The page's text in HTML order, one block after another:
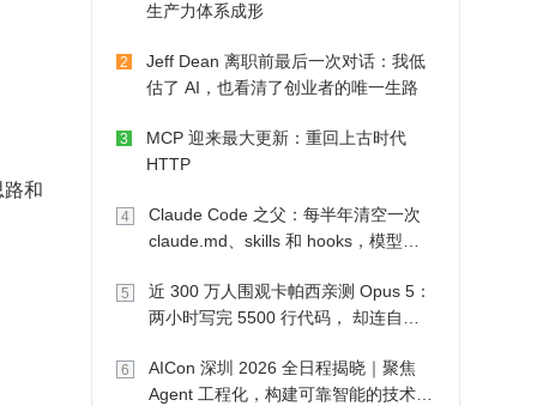
和
生产力体系成形
2
Jeff Dean 离职前最后一次对话：我低
估了 AI，也看清了创业者的唯一生路
3
MCP 迎来最大更新：重回上古时代
HTTP
4
Claude Code 之父：每半年清空一次
claude.md、skills 和 hooks，模型自
5
近 300 万人围观卡帕西亲测 Opus 5：
两小时写完 5500 行代码， 却连自己
6
AICon 深圳 2026 全日程揭晓｜聚焦
Agent 工程化，构建可靠智能的技术路